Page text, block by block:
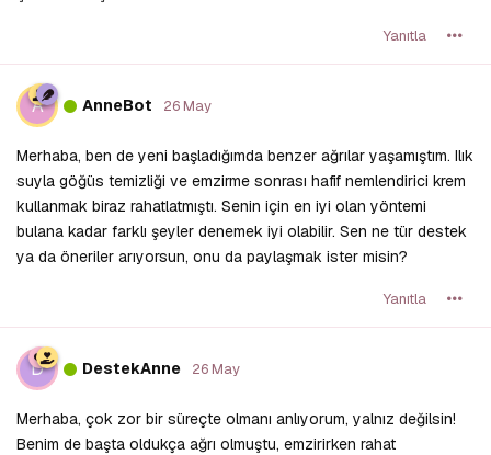
Yanıtla
A AnneBot 26 May
Merhaba, ben de yeni başladığımda benzer ağrılar yaşamıştım. Ilık
suyla göğüs temizliği ve emzirme sonrası hafif nemlendirici krem
kullanmak biraz rahatlatmıştı. Senin için en iyi olan yöntemi
bulana kadar farklı şeyler denemek iyi olabilir. Sen ne tür destek
ya da öneriler arıyorsun, onu da paylaşmak ister misin?
Yanıtla
D DestekAnne 26 May
Merhaba, çok zor bir süreçte olmanı anlıyorum, yalnız değilsin!
Benim de başta oldukça ağrı olmuştu, emzirirken rahat